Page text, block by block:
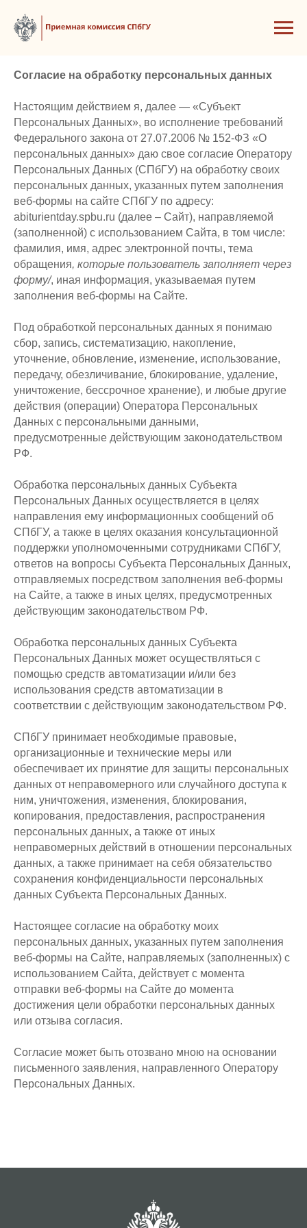
Согласие на обработку персональных данных
Настоящим действием я, далее — «Субъект
Персональных Данных», во исполнение требований
Федерального закона от 27.07.2006 № 152-ФЗ «О
персональных данных» даю свое согласие Оператору
Персональных Данных (СПбГУ) на обработку своих
персональных данных, указанных путем заполнения
веб-формы на сайте СПбГУ по адресу:
abiturientday.spbu.ru (далее – Сайт), направляемой
(заполненной) с использованием Сайта, в том числе:
фамилия, имя, адрес электронной почты, тема
обращения, которые пользователь заполняет через
форму/, иная информация, указываемая путем
заполнения веб-формы на Сайте.
Под обработкой персональных данных я понимаю
сбор, запись, систематизацию, накопление,
уточнение, обновление, изменение, использование,
передачу, обезличивание, блокирование, удаление,
уничтожение, бессрочное хранение), и любые другие
действия (операции) Оператора Персональных
Данных с персональными данными,
предусмотренные действующим законодательством
РФ.
Обработка персональных данных Субъекта
Персональных Данных осуществляется в целях
направления ему информационных сообщений об
СПбГУ, а также в целях оказания консультационной
поддержки уполномоченными сотрудниками СПбГУ,
ответов на вопросы Субъекта Персональных Данных,
отправляемых посредством заполнения веб-формы
на Сайте, а также в иных целях, предусмотренных
действующим законодательством РФ.
Обработка персональных данных Субъекта
Персональных Данных может осуществляться с
помощью средств автоматизации и/или без
использования средств автоматизации в
соответствии с действующим законодательством РФ.
СПбГУ принимает необходимые правовые,
организационные и технические меры или
обеспечивает их принятие для защиты персональных
данных от неправомерного или случайного доступа к
ним, уничтожения, изменения, блокирования,
копирования, предоставления, распространения
персональных данных, а также от иных
неправомерных действий в отношении персональных
данных, а также принимает на себя обязательство
сохранения конфиденциальности персональных
данных Субъекта Персональных Данных.
Настоящее согласие на обработку моих
персональных данных, указанных путем заполнения
веб-формы на Сайте, направляемых (заполненных) с
использованием Сайта, действует с момента
отправки веб-формы на Сайте до момента
достижения цели обработки персональных данных
или отзыва согласия.
Согласие может быть отозвано мною на основании
письменного заявления, направленного Оператору
Персональных Данных.